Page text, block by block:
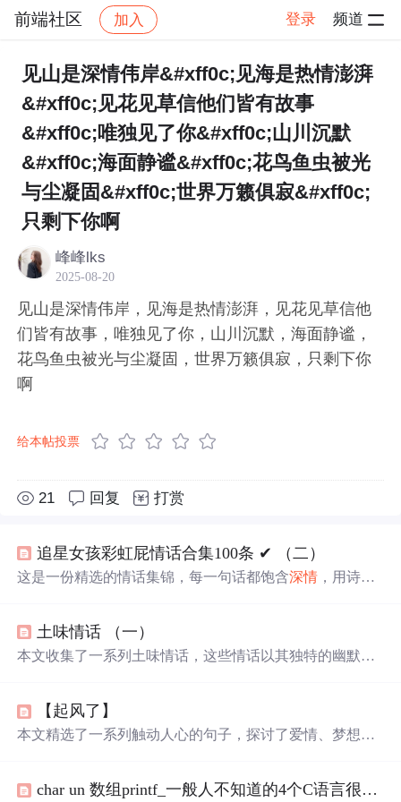
前端社区 加入 登录 频道
社区 前端社区 感慨 帖子详情
见山是深情伟岸&#xff0c;见海是热情澎湃
&#xff0c;见花见草信他们皆有故事
&#xff0c;唯独见了你&#xff0c;山川沉默
&#xff0c;海面静谧&#xff0c;花鸟鱼虫被光
与尘凝固&#xff0c;世界万籁俱寂&#xff0c;
只剩下你啊
峰峰lks
2025-08-20
见山是深情伟岸，见海是热情澎湃，见花见草信他
们皆有故事，唯独见了你，山川沉默，海面静谧，
花鸟鱼虫被光与尘凝固，世界万籁俱寂，只剩下你
啊
给本帖投票
21 回复 打赏
追星女孩彩虹屁情话合集100条 ✔︎ （二）
这是一份精选的情话集锦，每一句话都饱含深情 ，用诗意
的思念与热爱。
土味情话 （一）
本文收集了一系列土味情话，这些情话以其独特的幽默和
【起风了】
本文精选了一系列触动人心的句子，探讨了爱情、梦想与
彩评论，反映了现代人在情感与自我认知上的复杂心境。
char un 数组printf_一般人不知道的4个C语言很皮语法，数组那个或许知道